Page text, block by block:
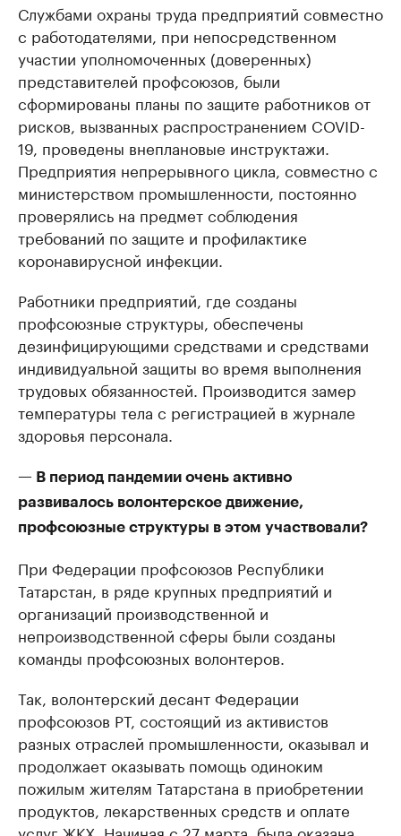
Службами охраны труда предприятий совместно
с работодателями, при непосредственном
участии уполномоченных (доверенных)
представителей профсоюзов, были
сформированы планы по защите работников от
рисков, вызванных распространением COVID-
19, проведены внеплановые инструктажи.
Предприятия непрерывного цикла, совместно с
министерством промышленности, постоянно
проверялись на предмет соблюдения
требований по защите и профилактике
коронавирусной инфекции.
Работники предприятий, где созданы
профсоюзные структуры, обеспечены
дезинфицирующими средствами и средствами
индивидуальной защиты во время выполнения
трудовых обязанностей. Производится замер
температуры тела с регистрацией в журнале
здоровья персонала.
— В период пандемии очень активно
развивалось волонтерское движение,
профсоюзные структуры в этом участвовали?
При Федерации профсоюзов Республики
Татарстан, в ряде крупных предприятий и
организаций производственной и
непроизводственной сферы были созданы
команды профсоюзных волонтеров.
Так, волонтерский десант Федерации
профсоюзов РТ, состоящий из активистов
разных отраслей промышленности, оказывал и
продолжает оказывать помощь одиноким
пожилым жителям Татарстана в приобретении
продуктов, лекарственных средств и оплате